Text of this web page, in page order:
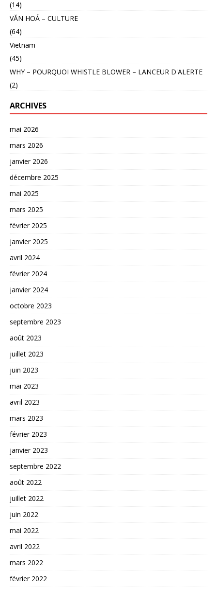
(14)
VĂN HOÁ – CULTURE
(64)
Vietnam
(45)
WHY – POURQUOI WHISTLE BLOWER – LANCEUR D'ALERTE
(2)
ARCHIVES
mai 2026
mars 2026
janvier 2026
décembre 2025
mai 2025
mars 2025
février 2025
janvier 2025
avril 2024
février 2024
janvier 2024
octobre 2023
septembre 2023
août 2023
juillet 2023
juin 2023
mai 2023
avril 2023
mars 2023
février 2023
janvier 2023
septembre 2022
août 2022
juillet 2022
juin 2022
mai 2022
avril 2022
mars 2022
février 2022